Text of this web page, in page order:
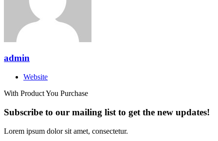
admin
Website
With Product You Purchase
Subscribe to our mailing list to get the new updates!
Lorem ipsum dolor sit amet, consectetur.